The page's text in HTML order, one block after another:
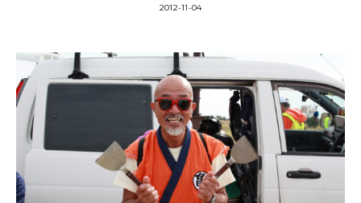
2012-11-04